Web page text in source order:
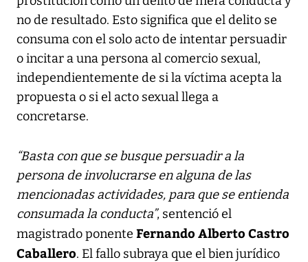
no de resultado. Esto significa que el delito se
consuma con el solo acto de intentar persuadir
o incitar a una persona al comercio sexual,
independientemente de si la víctima acepta la
propuesta o si el acto sexual llega a
concretarse.
“Basta con que se busque persuadir a la
persona de involucrarse en alguna de las
mencionadas actividades, para que se entienda
consumada la conducta”, sentenció el
magistrado ponente Fernando Alberto Castro
Caballero. El fallo subraya que el bien jurídico